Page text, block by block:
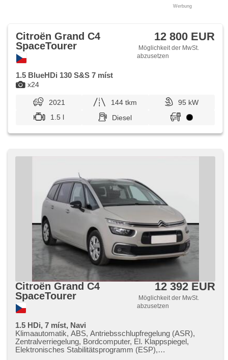
Werbung
x24
Citroën Grand C4
SpaceTourer
12 800 EUR
Möglichkeit der MwSt.
abzusetzen
1.5 BlueHDi 130 S&S 7 míst
2021 144 tkm
95 kW
1.5 l
Diesel
Citroën Grand C4
SpaceTourer
12 392 EUR
Möglichkeit der MwSt.
abzusetzen
1.5 HDi, 7 míst, Navi
Klimaautomatik, ABS, Antriebsschlupfregelung (ASR),
Zentralverriegelung, Bordcomputer, El. Klappspiegel,
Elektronisches Stabilitätsprogramm (ESP),